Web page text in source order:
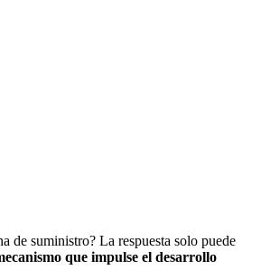
de suministro? La respuesta solo puede
que impulse el desarrollo